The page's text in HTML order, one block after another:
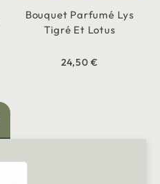
Bouquet Parfumé Lys
Tigré Et Lotus
24,50 €